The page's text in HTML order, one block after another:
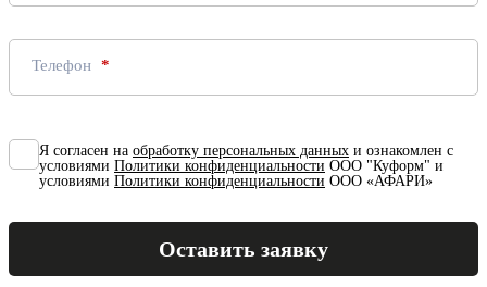
Телефон
Я согласен на обработку персональных данных и ознакомлен с
условиями Политики конфиденциальности ООО "Куформ" и
условиями Политики конфиденциальности ООО «АФАРИ»